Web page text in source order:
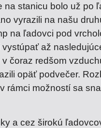
na stanicu bolo už po
vyrazili na našu
na ľadovci pod
až
čoraz redšom
opäť podvečer.
rámci možností sa
a cez širokú